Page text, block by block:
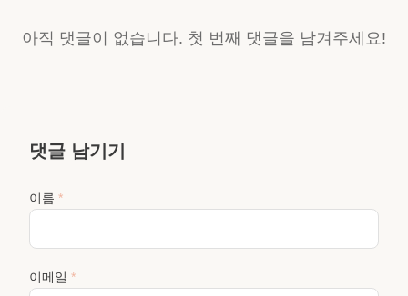
아직 댓글이 없습니다. 첫 번째 댓글을 남겨주세요!
댓글 남기기
이름 *
이메일 *